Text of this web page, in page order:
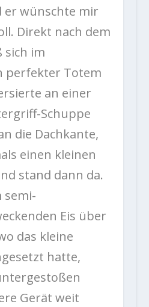
er wünschte mir
Direkt nach dem
sich im
perfekter Totem
an einer
Schuppe
die Dachkante,
einen kleinen
stand dann da.
semi-
Eis über
das kleine
hatte,
Gerät weit